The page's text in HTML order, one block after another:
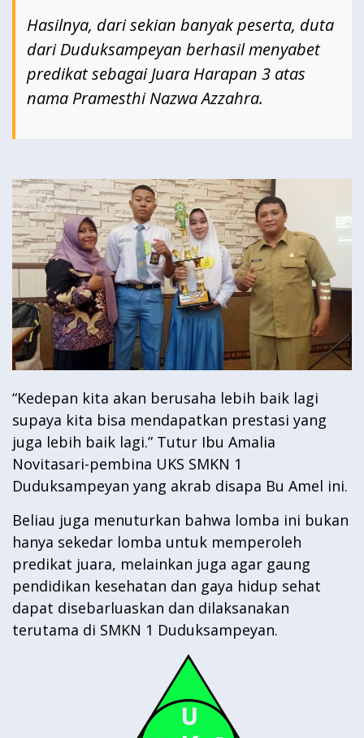
Hasilnya, dari sekian banyak peserta, duta
dari Duduksampeyan berhasil menyabet
predikat sebagai Juara Harapan 3 atas
nama Pramesthi Nazwa Azzahra.
“Kedepan kita akan berusaha lebih baik lagi
supaya kita bisa mendapatkan prestasi yang
juga lebih baik lagi.” Tutur Ibu Amalia
Novitasari-pembina UKS SMKN 1
Duduksampeyan yang akrab disapa Bu Amel ini.
Beliau juga menuturkan bahwa lomba ini bukan
hanya sekedar lomba untuk memperoleh
predikat juara, melainkan juga agar gaung
pendidikan kesehatan dan gaya hidup sehat
dapat disebarluaskan dan dilaksanakan
terutama di SMKN 1 Duduksampeyan.